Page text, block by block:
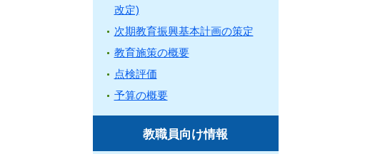
改定)
次期教育振興基本計画の策定
教育施策の概要
点検評価
予算の概要
教職員向け情報